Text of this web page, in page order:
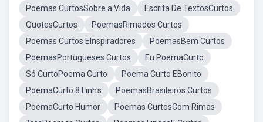
Poemas CurtosSobre a Vida
Escrita De TextosCurtos
QuotesCurtos
PoemasRimados Curtos
Poemas Curtos EInspiradores
PoemasBem Curtos
PoemasPortugueses Curtos
Eu PoemaCurto
Só CurtoPoema Curto
Poema Curto EBonito
PoemaCurto 8 Linh's
PoemasBrasileiros Curtos
PoemaCurto Humor
Poemas CurtosCom Rimas